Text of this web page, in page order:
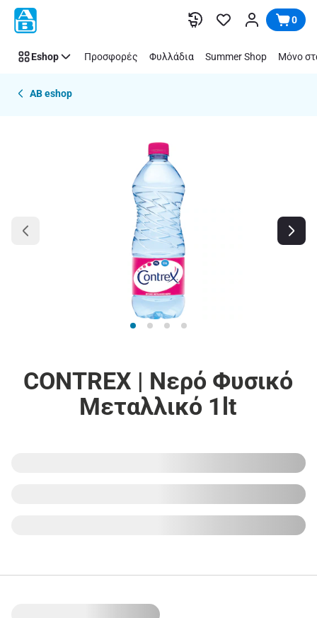
Παράλειψη 0
Eshop Προσφορές Φυλλάδια Summer Shop Μόνο
AB eshop
CONTREX | Νερό Φυσικό
Μεταλλικό 1lt